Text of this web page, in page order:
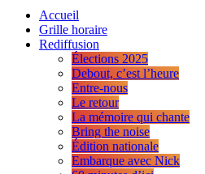
Accueil
Grille horaire
Rediffusion
Élections 2025
Debout, c’est l’heure
Entre-nous
Le retour
La mémoire qui chante
Bring the noise
Édition nationale
Embarque avec Nick